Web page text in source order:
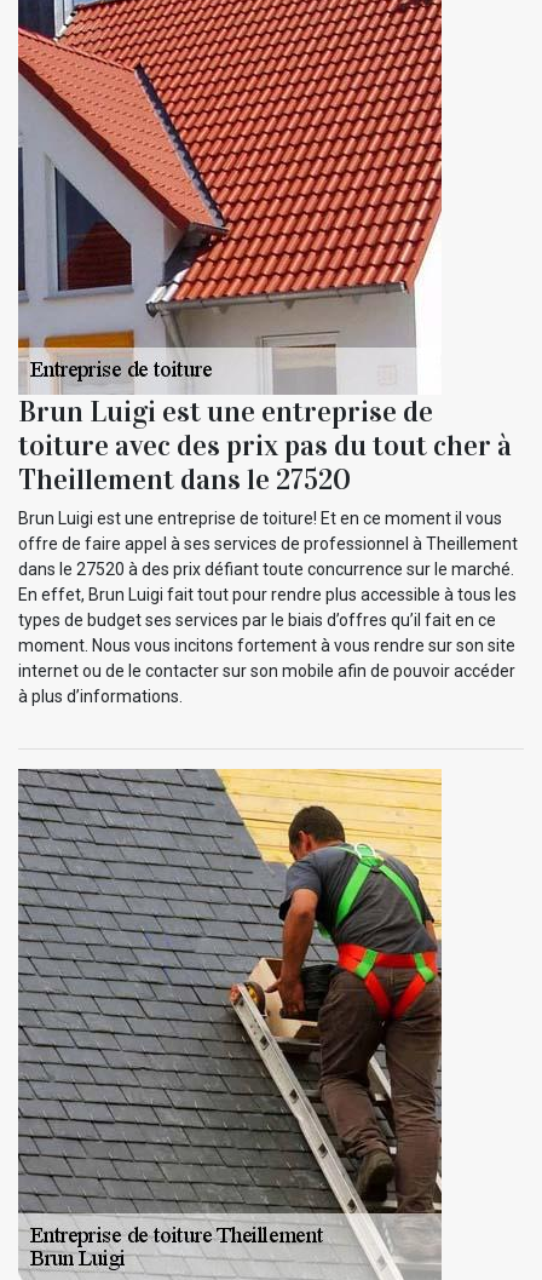
Brun Luigi est une entreprise de
toiture avec des prix pas du tout cher à
Theillement dans le 27520
Brun Luigi est une entreprise de toiture! Et en ce moment il vous
offre de faire appel à ses services de professionnel à Theillement
dans le 27520 à des prix défiant toute concurrence sur le marché.
En effet, Brun Luigi fait tout pour rendre plus accessible à tous les
types de budget ses services par le biais d’offres qu’il fait en ce
moment. Nous vous incitons fortement à vous rendre sur son site
internet ou de le contacter sur son mobile afin de pouvoir accéder
à plus d’informations.